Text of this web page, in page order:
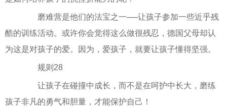
磨难营是他们的法宝之一──让孩子参加一些近乎残
酷的训练活动。或许你会觉得这么做很残忍，德国父母却认
为这是对孩子的爱。因为，爱孩子，就要让孩子懂得坚强。
规则28
让孩子在碰撞中成长，而不是在呵护中长大，磨练
孩子非凡的勇气和胆量，才能保护自己！